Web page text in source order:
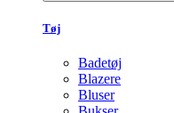
Tøj
Badetøj
Blazere
Bluser